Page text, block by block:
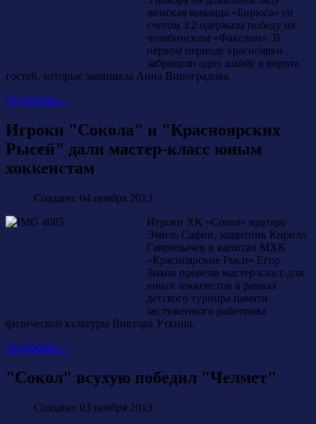
женская команда «Бирюса» со
счетом 3:2 одержала победу на
челябинским «Факелом». В
первом периоде красноярки
забросили одну шайбу в ворота
гостей, которые защищала Анна Виноградова.
Подробнее...
Игроки "Сокола" и "Красноярских
Рысей" дали мастер-класс юным
хоккеистам
Создано: 04 ноября 2013
Игроки ХК «Сокол» вратарь
Эмиль Сафин, защитник Кирилл
Гаврилычев и капитан МХК
«Красноярские Рыси» Егор
Зыков провели мастер-класс для
юных хоккеистов в рамках
детского турнира памяти
заслуженного работника
физической культуры Виктора Уткина.
Подробнее...
"Сокол" всухую победил "Челмет"
Создано: 03 ноября 2013